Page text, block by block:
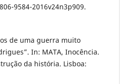
9584-2016v24n3p909.
de uma guerra muito
In: MATA, Inocência.
da história. Lisboa: